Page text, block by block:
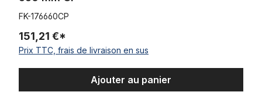
FK-176660CP
151,21 €*
Prix TTC, frais de livraison en sus
Ajouter au panier